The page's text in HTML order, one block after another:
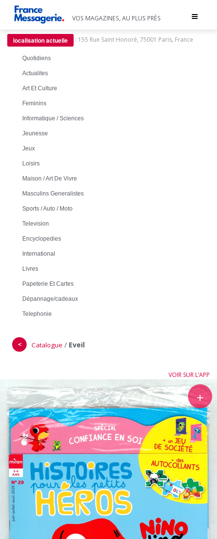
Toggle
VOS MAGAZINES, AU PLUS PRÈS
localisation actuelle : 155 Rue Saint Honoré, 75001 Paris, France
Quotidiens
Actualites
Art Et Culture
Feminins
Informatique / Sciences
Jeunesse
Jeux
Loisirs
Maison / Art De Vivre
Masculins Generalistes
Sports / Auto / Moto
Television
Encyclopedies
International
Livres
Papeterie Et Cartes
Dépannage/cadeaux
Telephonie
＜ Catalogue / Eveil
VOIR SUR L’APP
＋